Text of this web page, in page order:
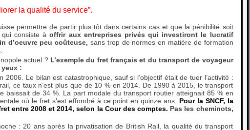
la qualité du service”.
permettre de partir plus tôt dans certains cas et que la pénibilité soit
qui consiste àoffrir aux entreprises privés qui investiront le lucratif
d’oeuvre peu coûteuse, sans trop de normes en matière de formation
actuel ? L’exemple du fret français et du transport de voyageur
:
Le bilan est catastrophique, sauf si l’objectif était de tuer l’activité :
ce taux n’est plus que de 10 % en 2014. De 1990 à 2015, le transport
de 34 %. La part modale du transport routier atteignait 85 % en
où le fret s’est effondré à ce point en quinze ans. Pour la SNCF, la
entre 2008 et 2014, selon la Cour des comptes. Pas les cheminots,
: 20 ans après la privatisation de British Rail, la qualité du transport